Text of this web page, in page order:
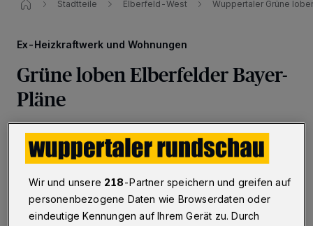
Stadtteile Elberfeld-West Wuppertaler Grüne
Ex-Heizkraftwerk und Wohnungen
Grüne loben Elberfelder Bayer-
Pläne
Wuppertal·Die Wuppertaler Grünen begrüßen, dass
die Bayer AG die Fläche des ehemaligen
Heizkraftwerkes Elberfeld erworben und ihre letzten
Wohnimmobilien verkauft hat.
Wir und unsere 218-Partner speichern und greifen auf
personenbezogene Daten wie Browserdaten oder
eindeutige Kennungen auf Ihrem Gerät zu. Durch